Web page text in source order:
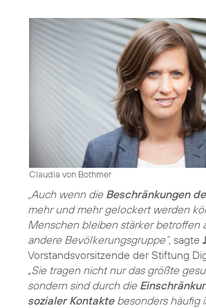
Claudia von Bothmer
„Auch wenn die Beschränkungen
mehr und mehr gelockert werden
Menschen bleiben stärker betroffen
andere Bevölkerungsgruppe“, sagte
Vorstandsvorsitzende der Stiftung
„Sie tragen nicht nur das größte
sondern sind durch die
sozialer Kontaktebesonders häufig